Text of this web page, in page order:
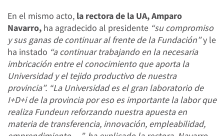
En el mismo acto, la rectora de la UA, Amparo
Navarro, ha agradecido al presidente “su compromiso
y sus ganas de continuar al frente de la Fundación”y le
ha instado “a continuar trabajando en la necesaria
imbricación entre el conocimiento que aporta la
Universidad y el tejido productivo de nuestra
provincia”. “La Universidad es el gran laboratorio de
I+D+i de la provincia por eso es importante la labor que
realiza Fundeun reforzando nuestra apuesta en
materia de transferencia, innovación, empleabilidad,